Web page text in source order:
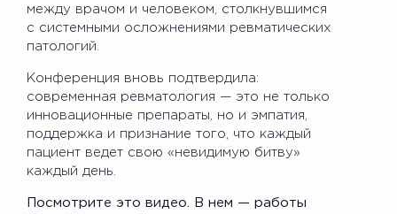
между врачом и человеком, столкнувшимся
с системными осложнениями ревматических
патологий.
Конференция вновь подтвердила:
современная ревматология — это не только
инновационные препараты, но и эмпатия,
поддержка и признание того, что каждый
пациент ведет свою «невидимую битву»
каждый день.
Посмотрите это видео. В нем — работы